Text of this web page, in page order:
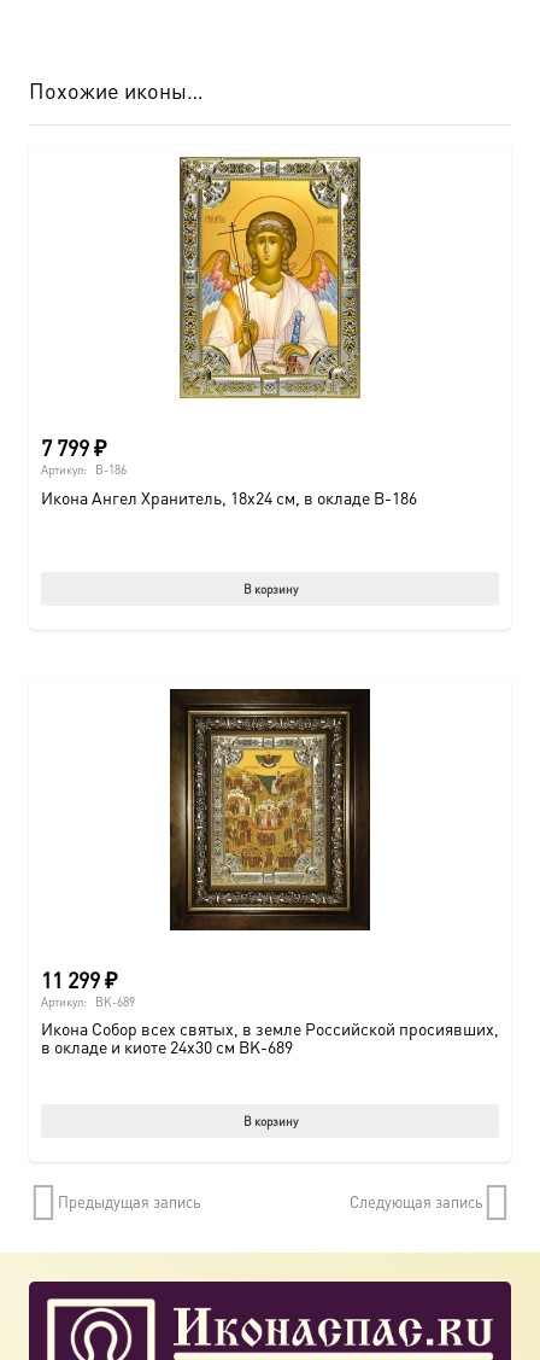
Похожие иконы…
7 799₽
Артикул: B-186
Икона Ангел Хранитель, 18х24 см, в окладе B-186
В корзину
11 299₽
Артикул: BK-689
Икона Собор всех святых, в земле Российской просиявших,
в окладе и киоте 24х30 см BK-689
В корзину
Предыдущая запись Следующая запись